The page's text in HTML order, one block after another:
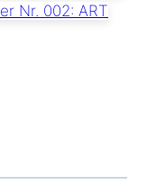
Nr. 002: ART